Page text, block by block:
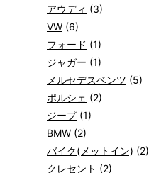
アウディ (3)
VW (6)
フォード (1)
ジャガー (1)
メルセデスベンツ (5)
ポルシェ (2)
ジープ(1)
BMW (2)
バイク(メットイン) (2)
クレセント (2)